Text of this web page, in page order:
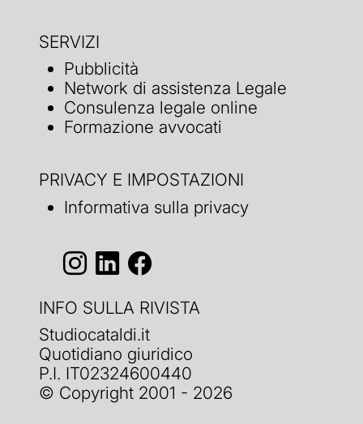
SERVIZI
Pubblicità
Network di assistenza Legale
Consulenza legale online
Formazione avvocati
PRIVACY E IMPOSTAZIONI
Informativa sulla privacy
INFO SULLA RIVISTA
Studiocataldi.it
Quotidiano giuridico
P.I. IT02324600440
© Copyright 2001 - 2026